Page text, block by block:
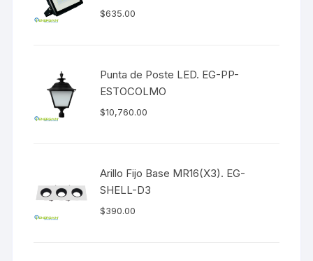
$635.00
Punta de Poste LED. EG-PP-
ESTOCOLMO
$10,760.00
Arillo Fijo Base MR16(X3). EG-
SHELL-D3
$390.00